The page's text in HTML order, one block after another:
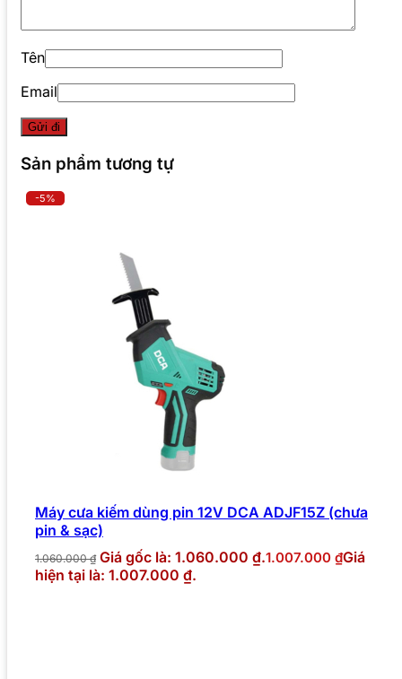
Tên
Email
Sản phẩm tương tự
-5%
Máy cưa kiếm dùng pin 12V DCA ADJF15Z (chưa
pin & sạc)
1.060.000₫ Giá gốc là: 1.060.000 ₫.1.007.000 ₫Giá
hiện tại là: 1.007.000 ₫.